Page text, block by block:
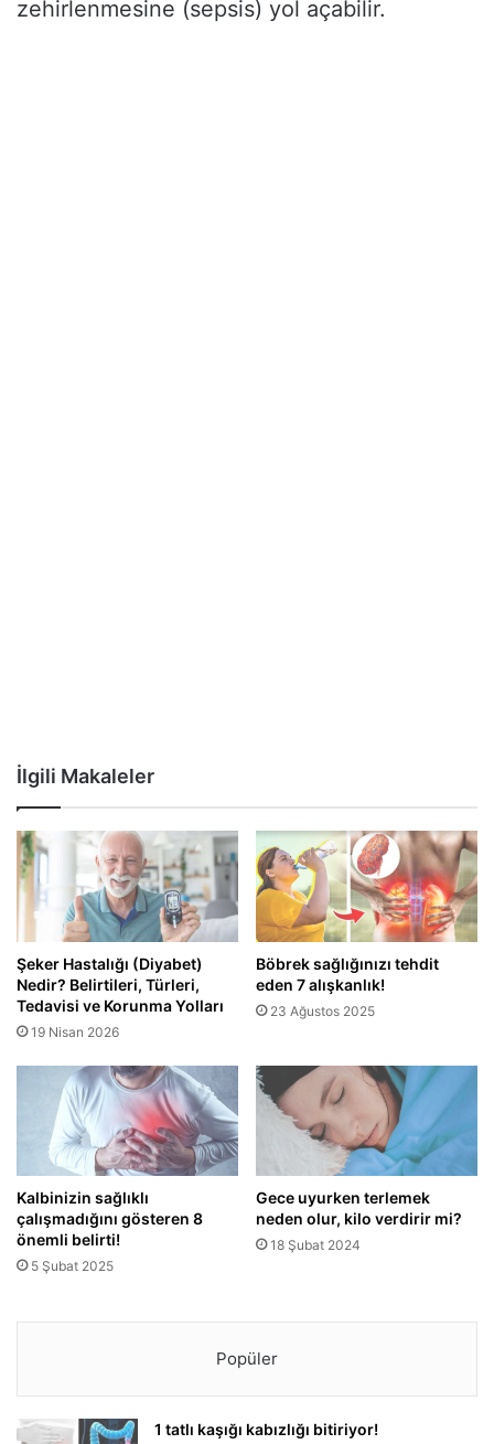
zehirlenmesine (sepsis) yol açabilir.
İlgili Makaleler
Şeker Hastalığı (Diyabet)
Nedir? Belirtileri, Türleri,
Tedavisi ve Korunma Yolları
19 Nisan 2026
Böbrek sağlığınızı tehdit
eden 7 alışkanlık!
23 Ağustos 2025
Kalbinizin sağlıklı
çalışmadığını gösteren 8
önemli belirti!
5 Şubat 2025
Gece uyurken terlemek
neden olur, kilo verdirir mi?
18 Şubat 2024
Popüler
1 tatlı kaşığı kabızlığı bitiriyor!